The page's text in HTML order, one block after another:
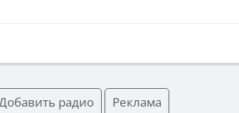
радио Реклама